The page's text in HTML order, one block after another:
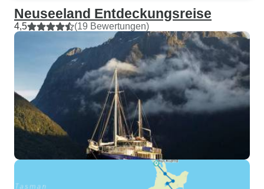
Neuseeland Entdeckungsreise
4,5 (19 Bewertungen)